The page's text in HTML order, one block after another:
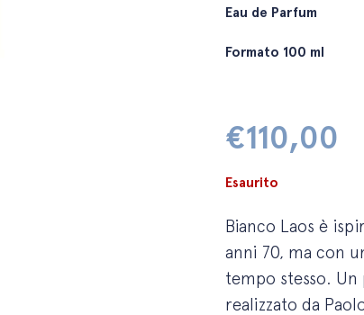
Eau de Parfum
Formato 100 ml
€110,00
Esaurito
Bianco Laos è
anni 70, ma con
tempo stesso. Un
realizzato da